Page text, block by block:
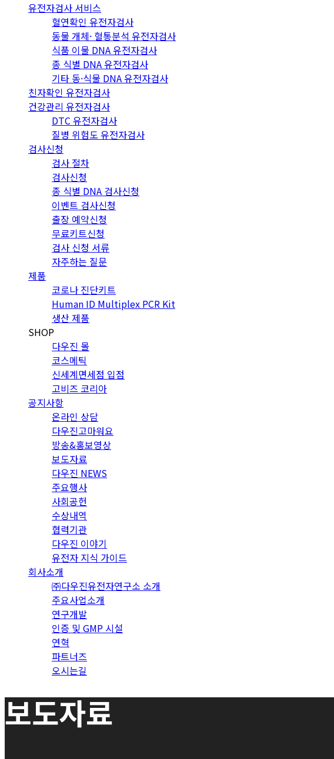
유전자검사 서비스
혈연확인 유전자검사
동물 개체· 혈통분석 유전자검사
식품 이물 DNA 유전자검사
종 식별 DNA 유전자검사
기타 동·식물 DNA 유전자검사
친자확인 유전자검사
건강관리 유전자검사
DTC 유전자검사
질병 위험도 유전자검사
검사신청
검사 절차
검사신청
종 식별 DNA 검사신청
이벤트 검사신청
출장 예약신청
무료키트신청
검사 신청 서류
자주하는 질문
제품
코로나 진단키트
Human ID Multiplex PCR Kit
생산 제품
SHOP
다우진 몰
코스메틱
신세계면세점 입점
고비즈 코리아
공지사항
온라인 상담
다우진고마워요
방송&홍보영상
보도자료
다우진 NEWS
주요행사
사회공헌
수상내역
협력기관
다우진 이야기
유전자 지식 가이드
회사소개
㈜다우진유전자연구소 소개
주요사업소개
연구개발
인증 및 GMP 시설
연혁
파트너즈
오시는길
보도자료